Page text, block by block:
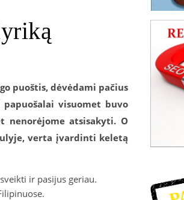
puoštis, dėvėdami pačius
visuomet buvo
nenorėjome atsisakyti. O
verta įvardinti keletą
ir pasijus geriau.